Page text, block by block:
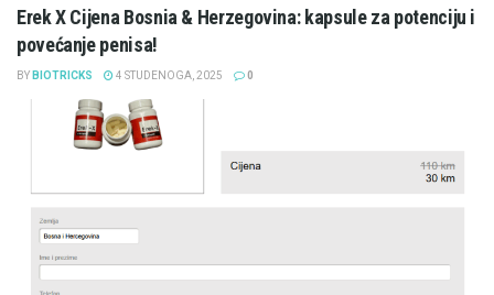
Erek X Cijena Bosnia & Herzegovina: kapsule za potenciju i
povećanje penisa!
BY BIOTRICKS 4 STUDENOGA, 2025 0